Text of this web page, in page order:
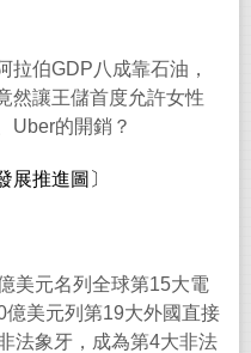
拉伯GDP八成靠石油，
然讓王儲首度允許女性
Uber的開銷？
推進圖〕
美元名列全球第15大電
美元列第19大外國直接
法象牙，成為第4大非法